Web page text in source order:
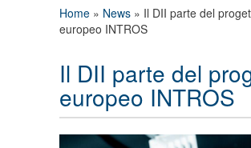
Tu sei qui
Home » News » Il DII parte del
europeo INTROS
Il DII parte del
europeo INTROS